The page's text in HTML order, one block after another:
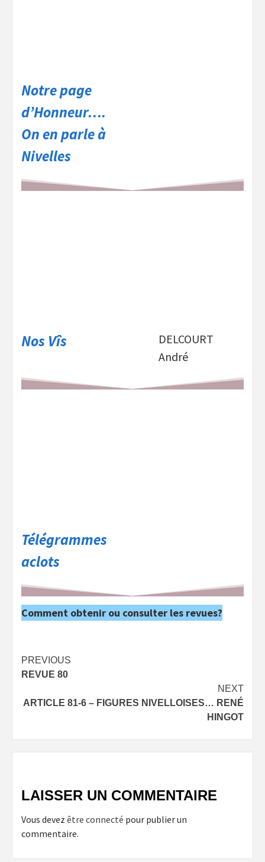
Notre page
d’Honneur….
On en parle à
Nivelles
Nos Vîs
DELCOURT
André
Télégrammes
aclots
Comment obtenir ou consulter les revues?
Post
navigation
PREVIOUS
REVUE 80
NEXT
ARTICLE 81-6 – FIGURES NIVELLOISES… RENÉ
HINGOT
LAISSER UN COMMENTAIRE
Vous devez être connecté pour publier un
commentaire.